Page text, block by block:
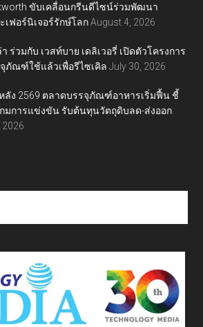
ขับเคลื่อนกรีนดีไซน์ร่วมพัฒนา
ฟอร์นิเจอร์รักษ์โลก August 4, 2026
ร่วมกับ เวสท์บาย เดลิเวอรี่ เปิดตัวโครงการ
ภัณฑ์ใช้แล้วเพื่อรีไซเคิล July 30, 2026
หลัง 2569 ตลาดบรรจุภัณฑ์อาหารเริ่มฟื้น ชี้
มการแข่งขัน รับต้นทุนวัตถุดิบลด-ส่งออก
2026